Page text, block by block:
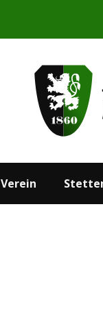
Verein